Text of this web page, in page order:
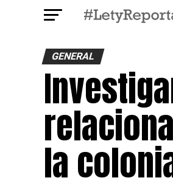
GENERAL
la